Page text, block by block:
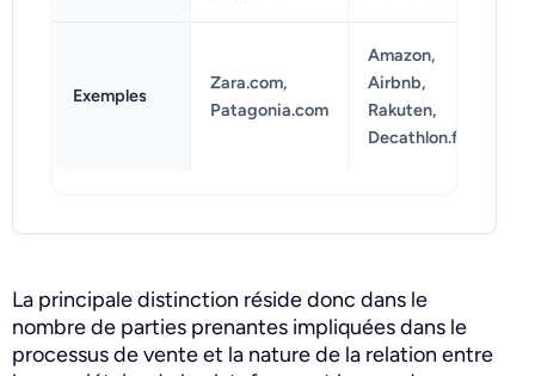
Exemples
Zara.com,
Patagonia.com
Amazon,
Airbnb,
Rakuten,
Decathlon.fr
La principale distinction réside donc dans le
nombre de parties prenantes impliquées dans le
processus de vente et la nature de la relation entre